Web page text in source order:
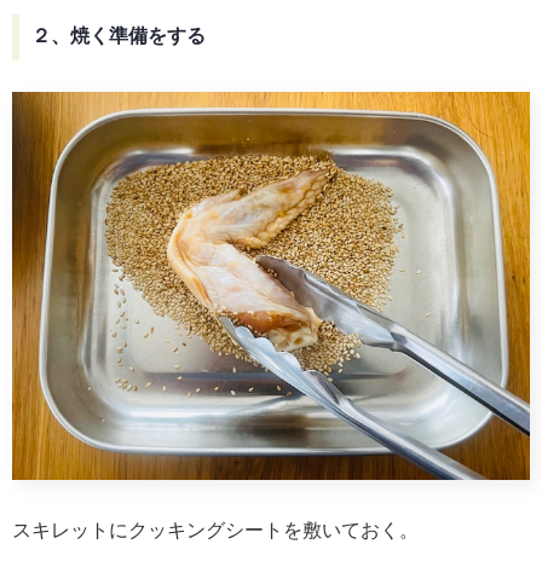
２、焼く準備をする
スキレットにクッキングシートを敷いておく。